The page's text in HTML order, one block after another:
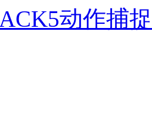
动作捕